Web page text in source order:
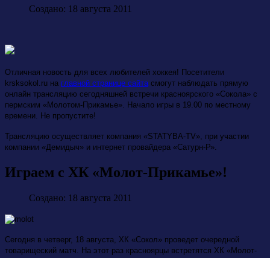
Создано: 18 августа 2011
Отличная новость для всех любителей хоккея! Посетители
krsksokol .ru на главной странице сайтасмогут наблюдать прямую
онлайн трансляцию сегодняшней встречи красноярского «Сокола» с
пермским «Молотом-Прикамье». Начало игры в 19.00 по местному
времени. Не пропустите!
Трансляцию осуществляет компания «STATYBA-TV», при участии
компании «Демидыч» и интернет провайдера «Сатурн-Р».
Играем с ХК «Молот-Прикамье»!
Создано: 18 августа 2011
Сегодня в четверг, 18 августа, ХК «Сокол» проведет очередной
товарищеский матч. На этот раз красноярцы встретятся ХК «Молот-